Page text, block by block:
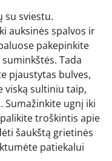
su sviestu.
auksinės spalvos ir
pakepinkite
Tada
pjaustytas bulves,
viską sultiniu taip,
Sumažinkite ugnį iki
troškintis apie
šaukštą grietinės
patiekalui